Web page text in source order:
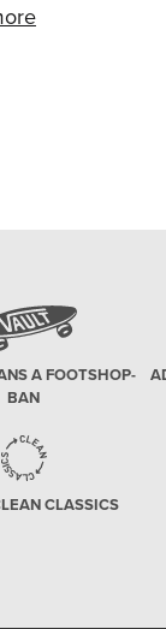
és
A FOOTSHOP-
BAN
CLASSICS